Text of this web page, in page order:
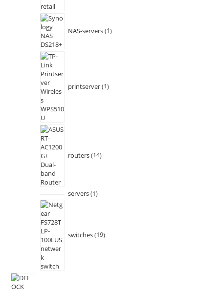
NAS-servers 1
printserver 1
routers 14
servers 1
switches 19